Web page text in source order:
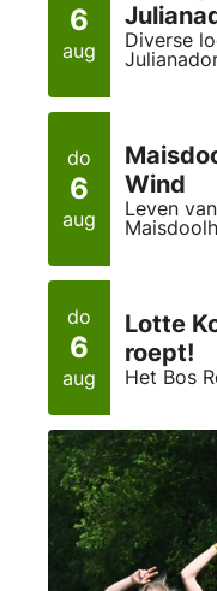
6
aug
Diverse
do
6
aug
Wind
Leven
do
6
aug
Lotte
roept!
Het Bos